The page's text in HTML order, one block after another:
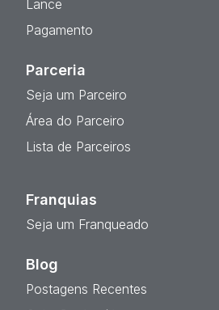
Lance
Pagamento
Parceria
Seja um Parceiro
Área do Parceiro
Lista de Parceiros
Franquias
Seja um Franqueado
Blog
Postagens Recentes